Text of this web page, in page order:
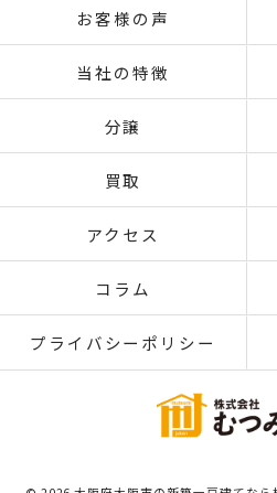
お客様の声
当社の特徴
分譲
買取
アクセス
コラム
プライバシーポリシー